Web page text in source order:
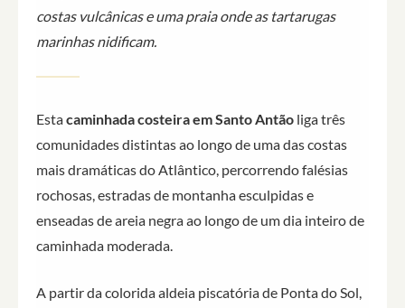
costas vulcânicas e uma praia onde as tartarugas
marinhas nidificam.
Estacaminhada costeira em Santo Antão liga três
comunidades distintas ao longo de uma das costas
mais dramáticas do Atlântico, percorrendo falésias
rochosas, estradas de montanha esculpidas e
enseadas de areia negra ao longo de um dia inteiro de
caminhada moderada.
A partir da colorida aldeia piscatória de Ponta do Sol,